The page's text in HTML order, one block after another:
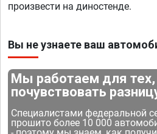
произвести на диностенде.
Вы не узнаете ваш
Мы работаем для
почувствовать
Специалистами федеральной
прошито более 10 000